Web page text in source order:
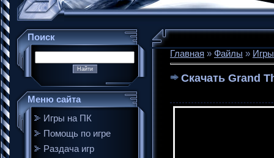
Поиск
Меню сайта
Игры на ПК
Помощь по игре
Раздача игр
Главная » Файлы »
Скачать Grand